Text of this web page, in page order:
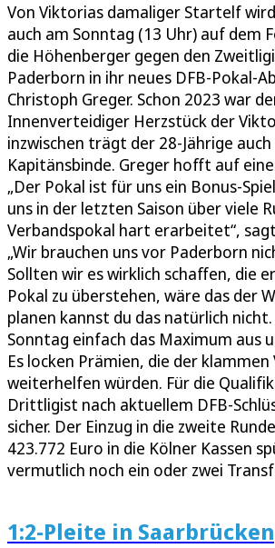
Von Viktorias damaliger Startelf
auch am Sonntag (13 Uhr) auf dem
die Höhenberger gegen den
Paderborn in ihr neues DFB-Pokal-
Christoph Greger. Schon 2023 war
Innenverteidiger Herzstück der
inzwischen trägt der 28-Jährige auch
Kapitänsbinde. Greger hofft auf
„Der Pokal ist für uns ein Bonus-
uns in der letzten Saison über viele
Verbandspokal hart erarbeitet“,
„Wir brauchen uns vor Paderborn
Sollten wir es wirklich schaffen, die
Pokal zu überstehen, wäre das der
planen kannst du das natürlich
Sonntag einfach das Maximum aus
Es locken Prämien, die der
weiterhelfen würden. Für die
Drittligist nach aktuellem DFB-
sicher. Der Einzug in die zweite
423.772 Euro in die Kölner Kassen
vermutlich noch ein oder zwei
1:2-Pleite in Saarbrücken